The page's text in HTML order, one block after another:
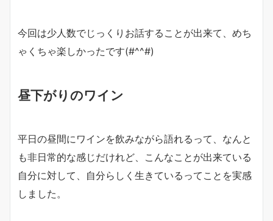
今回は少人数でじっくりお話することが出来て、めち
ゃくちゃ楽しかったです(#^^#)
昼下がりのワイン
平日の昼間にワインを飲みながら語れるって、なんと
も非日常的な感じだけれど、こんなことが出来ている
自分に対して、自分らしく生きているってことを実感
しました。